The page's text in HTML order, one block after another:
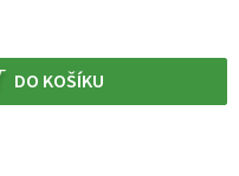
DO KOŠÍKU